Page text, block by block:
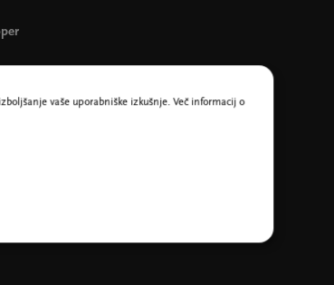
vaše uporabniške izkušnje. Več informacij o